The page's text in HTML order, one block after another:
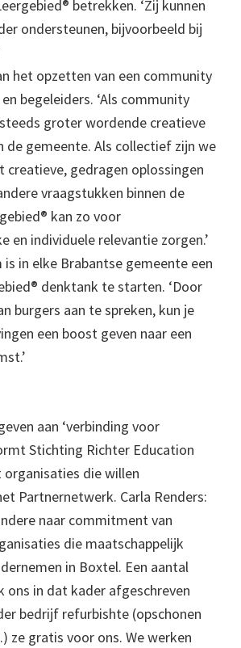
betrekken. ‘Zij kunnen
ondersteunen, bijvoorbeeld bij
het opzetten van een community
begeleiders. ‘Als community
groter wordende creatieve
de gemeente. Als collectief zijn we
gedragen oplossingen
vraagstukken binnen de
kan zo voor
en individuele relevantie zorgen.’
is in elke Brabantse gemeente een
denktank te starten. ‘Door
burgers aan te spreken, kun je
een boost geven naar een
aan ‘verbinding voor
Stichting Richter Education
die willen
Partnernetwerk. Carla Renders:
naar commitment van
die maatschappelijk
in Boxtel. Een aantal
ons in dat kader afgeschreven
bedrijf refurbishte (opschonen
ze gratis voor ons. We werken